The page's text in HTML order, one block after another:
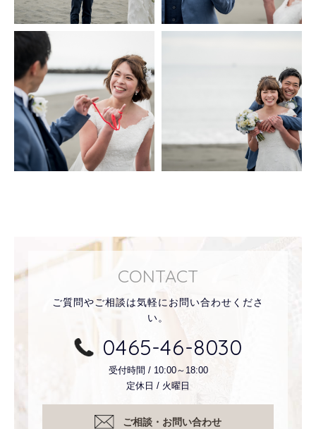
CONTACT
ご質問やご相談は気軽にお問い合わせくださ
い。
0465-46-8030
受付時間 / 10:00～18:00
定休日 / 火曜日
ご相談・お問い合わせ